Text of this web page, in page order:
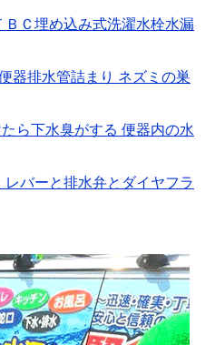
ＢＣ埋め込み式洗濯水栓水漏
器排水管詰まり ネズミの巣
ら下水臭がする 便器内の水
レバーと排水弁とダイヤフラ